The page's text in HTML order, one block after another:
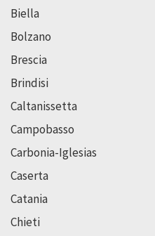
Biella
Bolzano
Brescia
Brindisi
Caltanissetta
Campobasso
Carbonia-Iglesias
Caserta
Catania
Chieti